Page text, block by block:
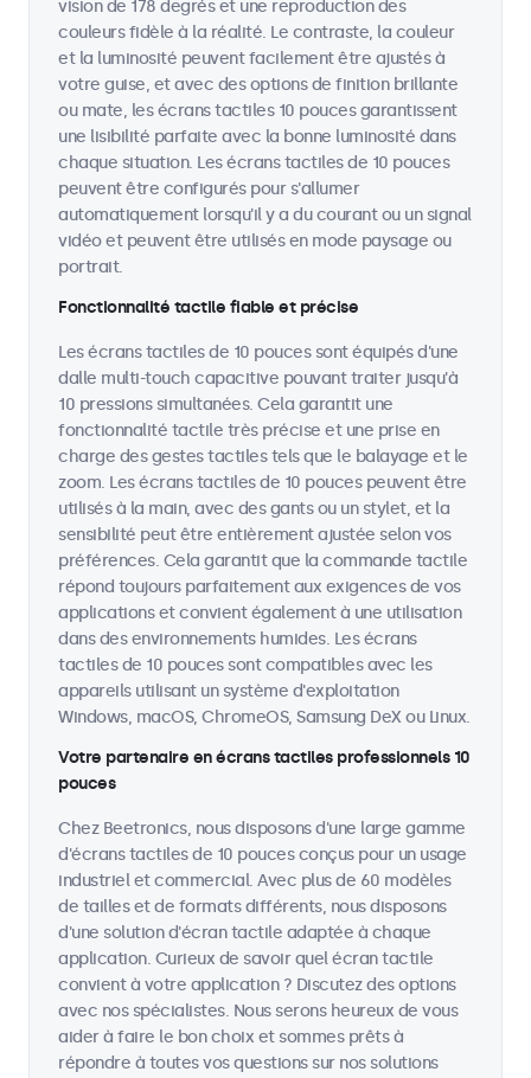
vision de 178 degrés et une reproduction des
couleurs fidèle à la réalité. Le contraste, la couleur
et la luminosité peuvent facilement être ajustés à
votre guise, et avec des options de finition brillante
ou mate, les écrans tactiles 10 pouces garantissent
une lisibilité parfaite avec la bonne luminosité dans
chaque situation. Les écrans tactiles de 10 pouces
peuvent être configurés pour s'allumer
automatiquement lorsqu'il y a du courant ou un signal
vidéo et peuvent être utilisés en mode paysage ou
portrait.
Fonctionnalité tactile fiable et précise
Les écrans tactiles de 10 pouces sont équipés d'une
dalle multi-touch capacitive pouvant traiter jusqu'à
10 pressions simultanées. Cela garantit une
fonctionnalité tactile très précise et une prise en
charge des gestes tactiles tels que le balayage et le
zoom. Les écrans tactiles de 10 pouces peuvent être
utilisés à la main, avec des gants ou un stylet, et la
sensibilité peut être entièrement ajustée selon vos
préférences. Cela garantit que la commande tactile
répond toujours parfaitement aux exigences de vos
applications et convient également à une utilisation
dans des environnements humides. Les écrans
tactiles de 10 pouces sont compatibles avec les
appareils utilisant un système d'exploitation
Windows, macOS, ChromeOS, Samsung DeX ou Linux.
Votre partenaire en écrans tactiles professionnels 10
pouces
Chez Beetronics, nous disposons d'une large gamme
d'écrans tactiles de 10 pouces conçus pour un usage
industriel et commercial. Avec plus de 60 modèles
de tailles et de formats différents, nous disposons
d'une solution d'écran tactile adaptée à chaque
application. Curieux de savoir quel écran tactile
convient à votre application ? Discutez des options
avec nos spécialistes. Nous serons heureux de vous
aider à faire le bon choix et sommes prêts à
répondre à toutes vos questions sur nos solutions